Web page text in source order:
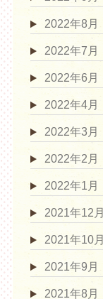
2022年8月
2022年7月
2022年6月
2022年4月
2022年3月
2022年2月
2022年1月
2021年12月
2021年10月
2021年9月
2021年8月